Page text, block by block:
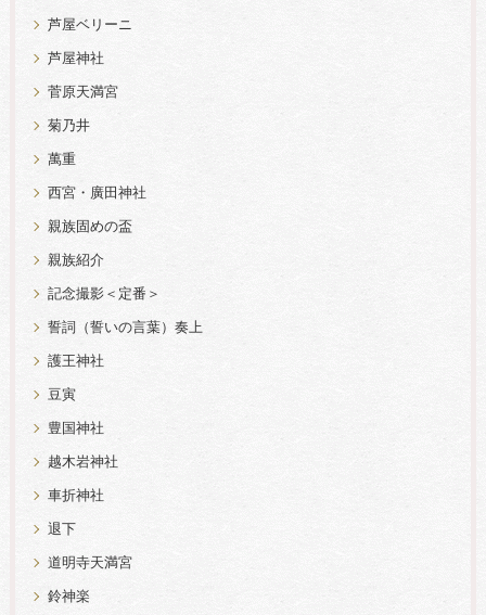
芦屋ベリーニ
芦屋神社
菅原天満宮
菊乃井
萬重
西宮・廣田神社
親族固めの盃
親族紹介
記念撮影＜定番＞
誓詞（誓いの言葉）奏上
護王神社
豆寅
豊国神社
越木岩神社
車折神社
退下
道明寺天満宮
鈴神楽